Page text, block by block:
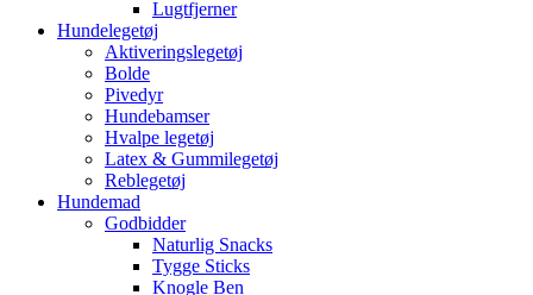
Lugtfjerner
Hundelegetøj
Aktiveringslegetøj
Bolde
Pivedyr
Hundebamser
Hvalpe legetøj
Latex & Gummilegetøj
Reblegetøj
Hundemad
Godbidder
Naturlig Snacks
Tygge Sticks
Knogle Ben